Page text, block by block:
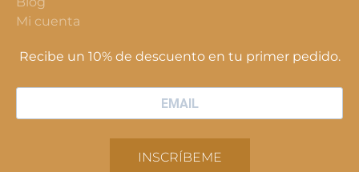
Mi cuenta
Recibe un 10% de descuento en tu primer pedido.
INSCRÍBEME